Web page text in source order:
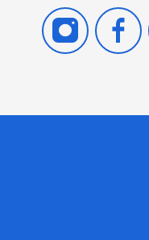
INSTAGRAM